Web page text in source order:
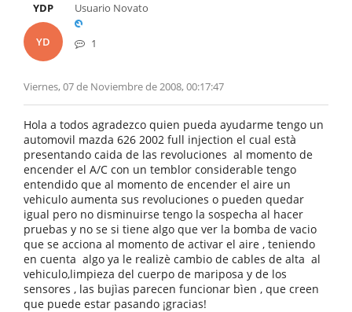
YDP
YD
Usuario Novato
1
Viernes, 07 de Noviembre de 2008, 00:17:47
Hola a todos agradezco quien pueda ayudarme tengo un
automovil mazda 626 2002 full injection el cual està
presentando caida de las revoluciones al momento de
encender el A/C con un temblor considerable tengo
entendido que al momento de encender el aire un
vehiculo aumenta sus revoluciones o pueden quedar
igual pero no disminuirse tengo la sospecha al hacer
pruebas y no se si tiene algo que ver la bomba de vacio
que se acciona al momento de activar el aire , teniendo
en cuenta algo ya le realizè cambio de cables de alta al
vehiculo,limpieza del cuerpo de mariposa y de los
sensores , las bujìas parecen funcionar bìen , que creen
que puede estar pasando ¡gracias!